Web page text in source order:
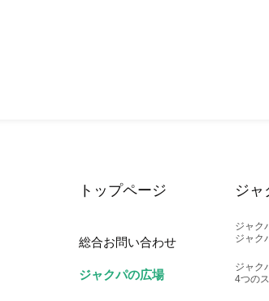
トップページ
総合お問い合わせ
ジャクパの広場
ジャ
ジャク
ジャク
ジャク
4つの